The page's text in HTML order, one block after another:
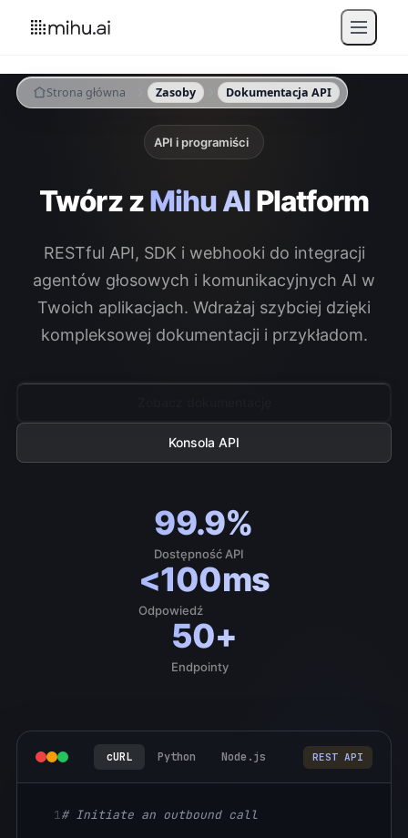
Strona główna Zasoby Dokumentacja API
API i programiści
Twórz zMihu AIPlatform
RESTful API, SDK i webhooki do integracji
agentów głosowych i komunikacyjnych AI w
Twoich aplikacjach. Wdrażaj szybciej dzięki
kompleksowej dokumentacji i przykładom.
Konsola API
99.9%
Dostępność API
<100ms
Odpowiedź
50+
Endpointy
cURL Python Node.js REST API
1# Initiate an outbound call